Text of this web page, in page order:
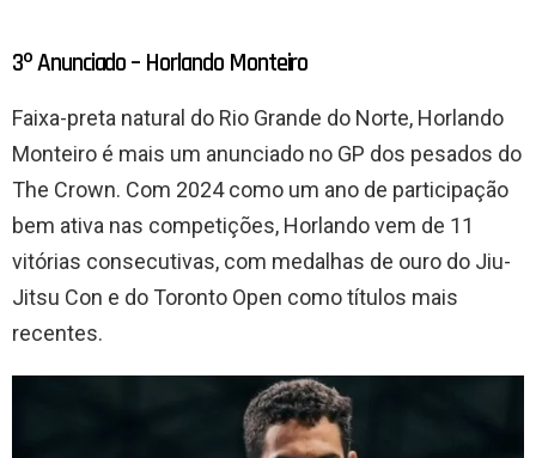
3º Anunciado – Horlando Monteiro
Faixa-preta natural do Rio Grande do Norte, Horlando
Monteiro é mais um anunciado no GP dos pesados do
The Crown. Com 2024 como um ano de participação
bem ativa nas competições, Horlando vem de 11
vitórias consecutivas, com medalhas de ouro do Jiu-
Jitsu Con e do Toronto Open como títulos mais
recentes.